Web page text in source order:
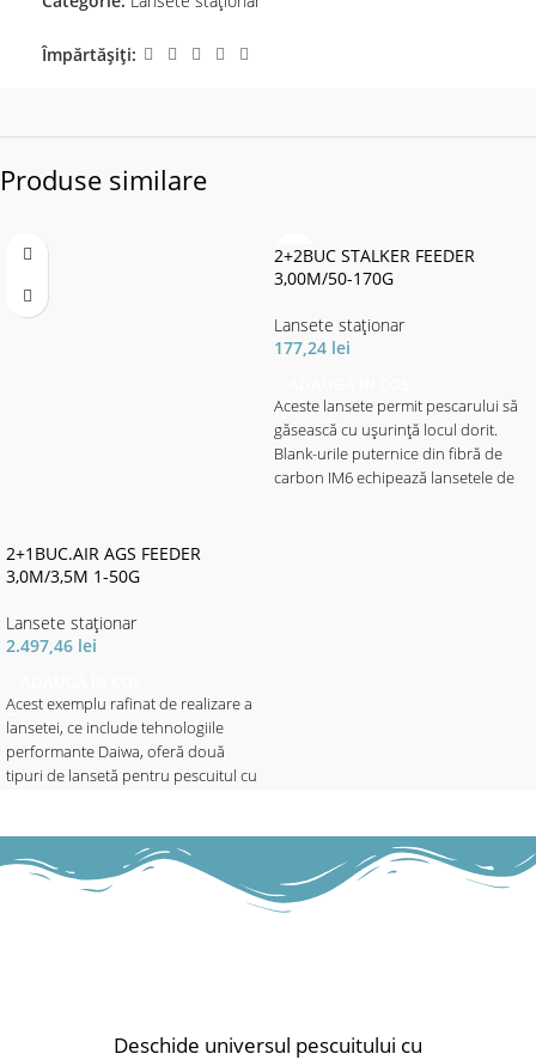
Împărtășiți:
Produse similare
2+1BUC.AIR AGS FEEDER
3,0M/3,5M 1-50G
Lansete staţionar
2.497,46 lei
Acest exemplu rafinat de realizare a
lansetei, ce include tehnologiile
performante Daiwa, oferă două
tipuri de lansetă pentru pescuitul cu
Lansetele de feeder AIR vor acoperi
practic toate provocările. Modelul
fără curent, pentru albitură. Pentru
2+2BUC STALKER FEEDER
3,00M/50-170G
Lansete staţionar
177,24 lei
Aceste lansete permit pescarului să
găsească cu ușurință locul dorit.
Blank-urile puternice din fibră de
carbon IM6 echipează lansetele de
lansetele de feeder clasice lungi, nu
sunt prea manevrabile, cum ar fi la
pescuitul de feeder stalking.
Perfecte pentru schimbări frecvente
Deschide universul pescuitului cu